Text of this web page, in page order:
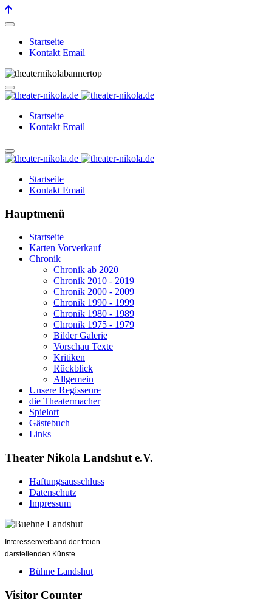
Startseite
Kontakt Email
Startseite
Kontakt Email
Startseite
Kontakt Email
Hauptmenü
Startseite
Karten Vorverkauf
Chronik
Chronik ab 2020
Chronik 2010 - 2019
Chronik 2000 - 2009
Chronik 1990 - 1999
Chronik 1980 - 1989
Chronik 1975 - 1979
Bilder Galerie
Vorschau Texte
Kritiken
Rückblick
Allgemein
Unsere Regisseure
die Theatermacher
Spielort
Gästebuch
Links
Theater Nikola Landshut e.V.
Haftungsausschluss
Datenschutz
Impressum
Interessenverband der freien
darstellenden Künste
Bühne Landshut
Visitor Counter